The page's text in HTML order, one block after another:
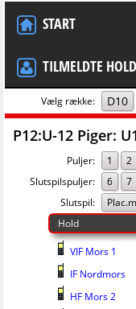
START
TILMELDTE HOLD
Vælg række: D10
P12:U-12 Piger:
Puljer: 1 2
Slutspilspuljer:
6 7
Slutspil:
Hold
VIF Mors 1
IF Nordmors
HF Mors 2